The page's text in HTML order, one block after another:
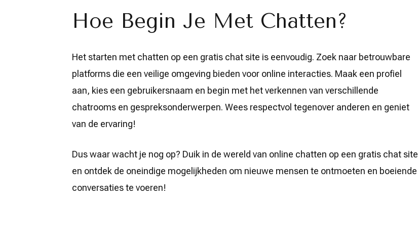
Hoe Begin Je Met Chatten?
Het starten met chatten op een gratis chat site is eenvoudig. Zoek naar betrouwbare
platforms die een veilige omgeving bieden voor online interacties. Maak een profiel
aan, kies een gebruikersnaam en begin met het verkennen van verschillende
chatrooms en gespreksonderwerpen. Wees respectvol tegenover anderen en geniet
van de ervaring!
Dus waar wacht je nog op? Duik in de wereld van online chatten op een gratis chat site
en ontdek de oneindige mogelijkheden om nieuwe mensen te ontmoeten en boeiende
conversaties te voeren!